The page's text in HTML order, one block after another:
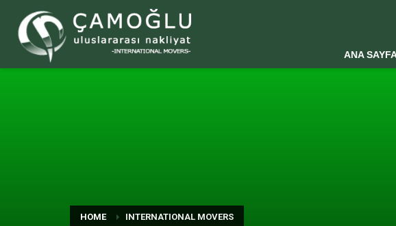
ANA
HOME INTERNATIONAL MOVERS